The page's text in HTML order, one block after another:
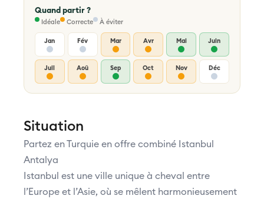
Quand partir ?
Idéale Correcte À éviter
Jan Fév Mar Avr Mai Juin
Juil Aoû Sep Oct Nov Déc
Situation
Partez en Turquie en offre combiné Istanbul
Antalya
Istanbul est une ville unique à cheval entre
l’Europe et l’Asie, où se mêlent harmonieusement